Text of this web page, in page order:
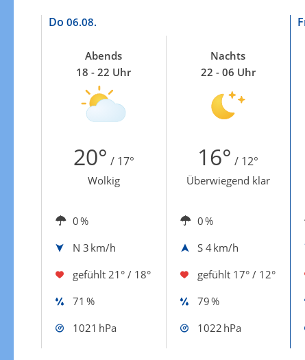
Do 06.08.
Abends
18 - 22 Uhr
Nachts
22 - 06 Uhr
20° / 17° 16° / 12°
Wolkig Überwiegend klar
0 % 0 %
N 3 km/h S 4 km/h
gefühlt 21° / 18° gefühlt 17° / 12°
71 %
79 %
1021 hPa
1022 hPa